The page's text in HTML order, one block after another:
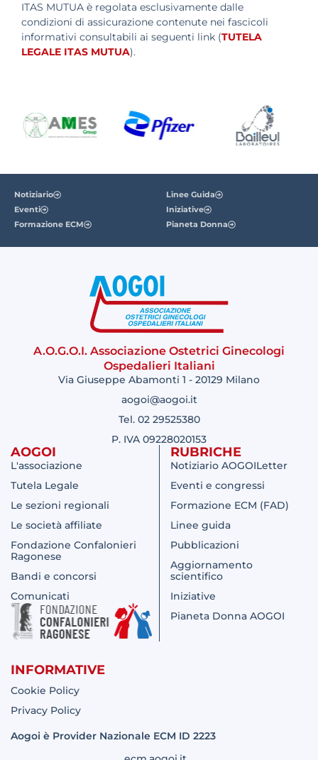
ITAS MUTUA è regolata esclusivamente dalle
condizioni di assicurazione contenute nei fascicoli
informativi consultabili ai seguenti link (TUTELA
LEGALE ITAS MUTUA).
Notiziario
Eventi
Formazione ECM
Linee Guida
Iniziative
Pianeta Donna
A.O.G.O.I. Associazione Ostetrici Ginecologi
Ospedalieri Italiani
Via Giuseppe Abamonti 1 - 20129 Milano
aogoi@aogoi.it
Tel. 02 29525380
P. IVA 09228020153
AOGOI
L'associazione
Tutela Legale
Le sezioni regionali
Le società affiliate
Fondazione Confalonieri
Ragonese
Bandi e concorsi
Comunicati
RUBRICHE
Notiziario AOGOILetter
Eventi e congressi
Formazione ECM (FAD)
Linee guida
Pubblicazioni
Aggiornamento
scientifico
Iniziative
Pianeta Donna AOGOI
INFORMATIVE
Cookie Policy
Privacy Policy
Aogoi è Provider Nazionale ECM ID 2223